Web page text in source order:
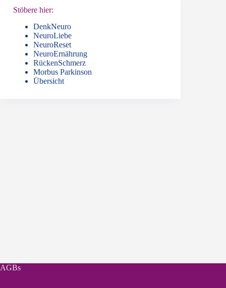
Stöbere hier:
DenkNeuro
NeuroLiebe
NeuroReset
NeuroErnährung
RückenSchmerz
Morbus Parkinson
Übersicht
AGBs